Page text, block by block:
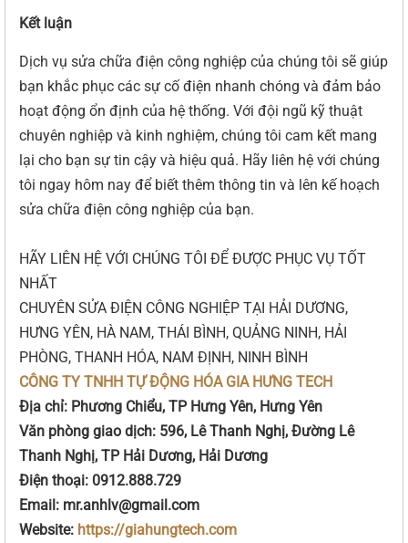
Kết luận
Dịch vụ sửa chữa điện công nghiệp của chúng tôi sẽ giúp
bạn khắc phục các sự cố điện nhanh chóng và đảm bảo
hoạt động ổn định của hệ thống. Với đội ngũ kỹ thuật
chuyên nghiệp và kinh nghiệm, chúng tôi cam kết mang
lại cho bạn sự tin cậy và hiệu quả. Hãy liên hệ với chúng
tôi ngay hôm nay để biết thêm thông tin và lên kế hoạch
sửa chữa điện công nghiệp của bạn.
HÃY LIÊN HỆ VỚI CHÚNG TÔI ĐỂ ĐƯỢC PHỤC VỤ TỐT
NHẤT
CHUYÊN SỬA ĐIỆN CÔNG NGHIỆP TẠI HẢI DƯƠNG,
HƯNG YÊN, HÀ NAM, THÁI BÌNH, QUẢNG NINH, HẢI
PHÒNG, THANH HÓA, NAM ĐỊNH, NINH BÌNH
CÔNG TY TNHH TỰ ĐỘNG HÓA GIA HƯNG TECH
Địa chỉ: Phương Chiểu, TP Hưng Yên, Hưng Yên
Văn phòng giao dịch: 596, Lê Thanh Nghị, Đường Lê
Thanh Nghị, TP Hải Dương, Hải Dương
Điện thoại: 0912.888.729
Email: mr.anhlv@gmail.com
Website: https://giahungtech.com